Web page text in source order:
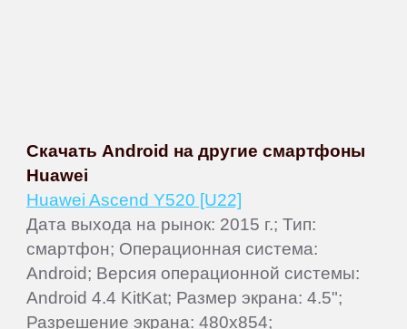
Скачать Android на другие смартфоны
Huawei
Huawei Ascend Y520 [U22]
Дата выхода на рынок: 2015 г.; Тип:
смартфон; Операционная система:
Android; Версия операционной системы:
Android 4.4 KitKat; Размер экрана: 4.5";
Разрешение экрана: 480x854;